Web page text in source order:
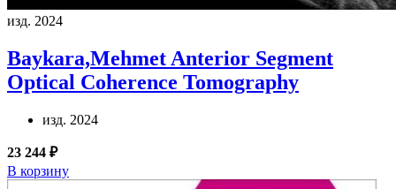
изд. 2024
Baykara,Mehmet Anterior Segment
Optical Coherence Tomography
изд. 2024
23 244 ₽
В корзину